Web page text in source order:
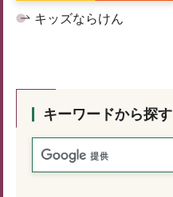
キッズならけん
キーワードから探す